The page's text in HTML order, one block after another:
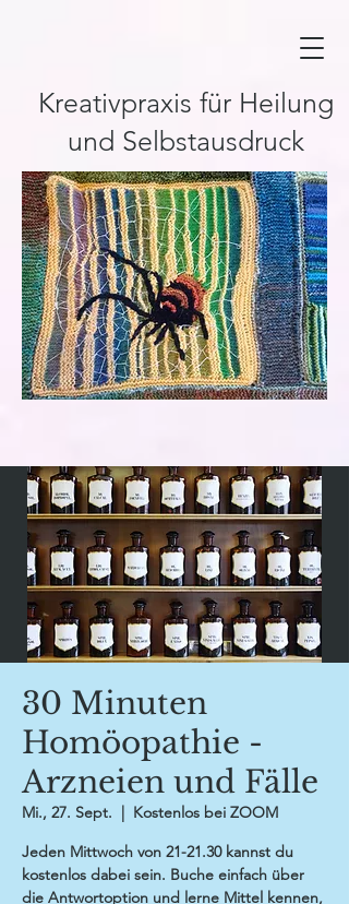
Kreativpraxis für Heilung
und Selbstausdruck
30 Minuten
Homöopathie -
Arzneien und Fälle
Mi., 27. Sept.
  |
Kostenlos bei ZOOM
Jeden Mittwoch von 21-21.30 kannst du
kostenlos dabei sein. Buche einfach über
die Antwortoption und lerne Mittel kennen,